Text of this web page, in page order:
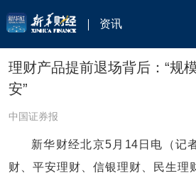
资讯
理财产品提前退场背后：“规
安”
中国证券报
新华财经北京5月14日电（记
财、平安理财、信银理财、民生理